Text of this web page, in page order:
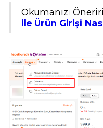
Okumanızı
ile Ürün Girişi